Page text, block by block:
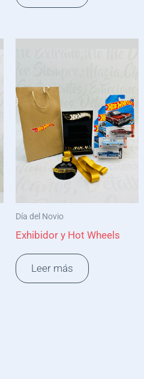
Día del Novio
Exhibidor y Hot Wheels
Leer más